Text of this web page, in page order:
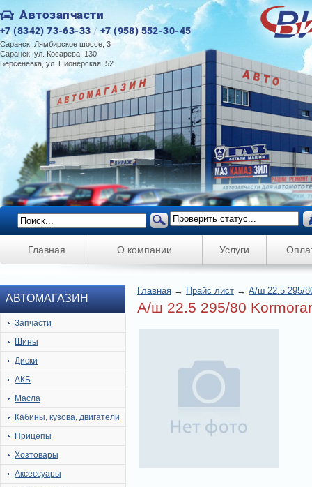
Автозапчасти
+7 (8342) 73-63-33 /+7 (958) 552-30-45
Саранск, Лямбирское шоссе, 3
Саранск, ул. Косарева, 130
Берсеневка, ул. Пионерская, 52
Главная О компании Услуги
АВТОМАГАЗИН
Запчасти
Шины
Диски
АКБ
Масла
Кабины, кузова, двигатели
Прицепы
Хозтовары
Аксессуары
Главная → Прайс лист → А/ш 22.5 295/
А/ш 22.5 295/80